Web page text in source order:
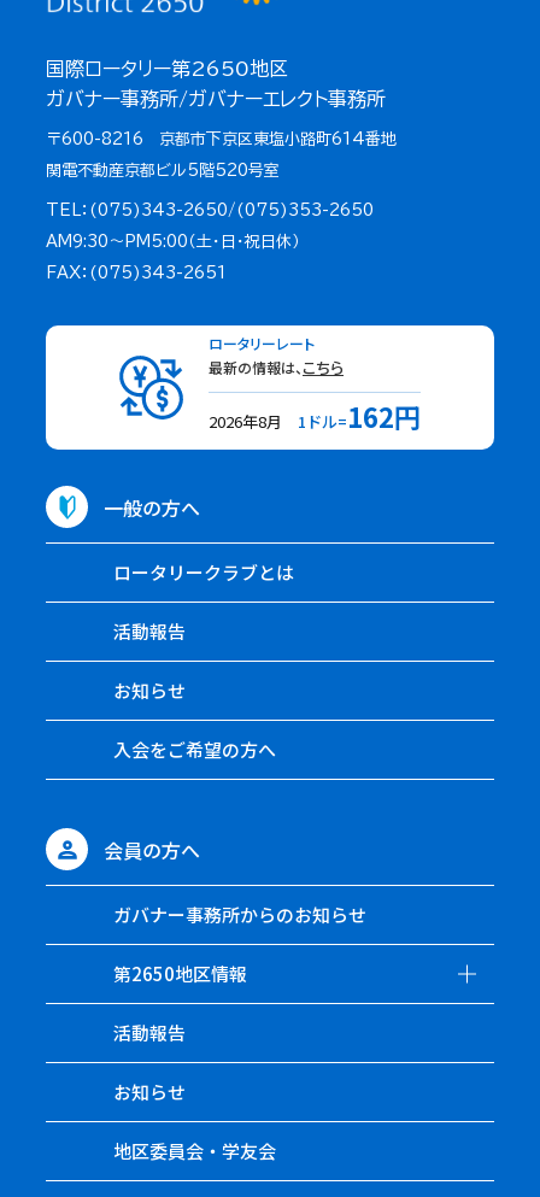
国際ロータリー第2650地区
ガバナー事務所/ガバナーエレクト事務所
〒600-8216 京都市下京区東塩小路町614番地
関電不動産京都ビル5階520号室
TEL：(075)343-2650/(075)353-2650
AM9:30～PM5:00（土・日・祝日休）
FAX：(075)343-2651
ロータリーレート
最新の情報は、こちら
2026年8月 1ドル=162円
一般の方へ
ロータリークラブとは
活動報告
お知らせ
入会をご希望の方へ
会員の方へ
ガバナー事務所からのお知らせ
第2650地区情報
活動報告
お知らせ
地区委員会・学友会